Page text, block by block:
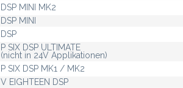
DSP MINI MK2
DSP MINI
DSP
P SIX DSP ULTIMATE
(nicht in 24V Applikationen)
P SIX DSP MK1 / MK2
V EIGHTEEN DSP